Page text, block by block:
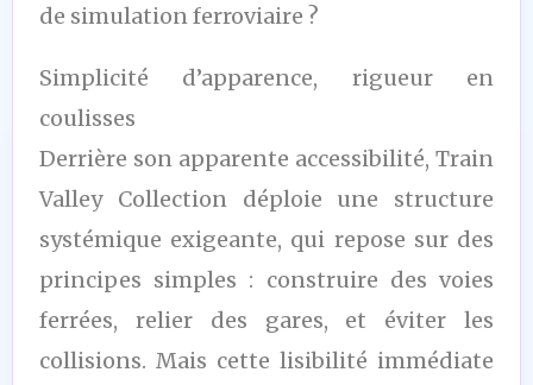
de simulation ferroviaire ?
Simplicité d’apparence, rigueur en
coulisses
Derrière son apparente accessibilité, Train
Valley Collection déploie une structure
systémique exigeante, qui repose sur des
principes simples : construire des voies
ferrées, relier des gares, et éviter les
collisions. Mais cette lisibilité immédiate